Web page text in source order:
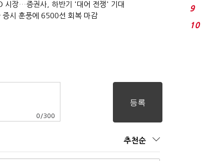
시장…증권사, 하반기 '대어 전쟁' 기대
증시 훈풍에 6500선 회복 마감
0 /300
추천순
9
10